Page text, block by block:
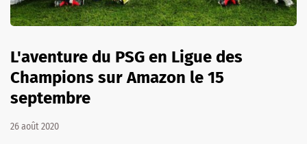
L'aventure du PSG en Ligue des
Champions sur Amazon le 15
septembre
26 août 2020